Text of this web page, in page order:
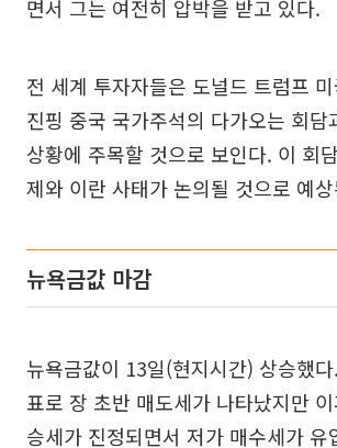
면서 그는 여전히 압박을 받고 있다.
전 세계 투자자들은 도널드 트럼프
진핑 중국 국가주석의 다가오는 회담
상황에 주목할 것으로 보인다. 이 회
제와 이란 사태가 논의될 것으로 예
뉴욕금값 마감
뉴욕금값이 13일(현지시간) 상승했
표로 장 초반 매도세가 나타났지만
승세가 진정되면서 저가 매수세가 유